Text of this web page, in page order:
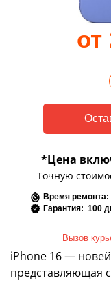
от
*Цена
Точную
Время ремонта:
Гарантия: 100
Вызов
iPhone 16 —
представляющая